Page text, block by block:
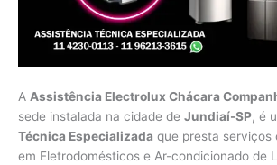
A Assistência Electrolux Chácara
sede instalada na cidade de Jundiaí-SP, é
Técnica Especializada que presta serviços
em Eletrodomésticos e Ar-condicionado de